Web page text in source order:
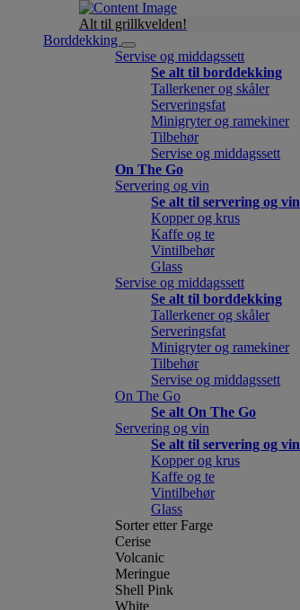
Alt til grillkvelden!
Borddekking
Servise og middagssett
Se alt til borddekking
Tallerkener og skåler
Serveringsfat
Minigryter og ramekiner
Tilbehør
Servise og middagssett
On The Go
Servering og vin
Se alt til servering og vin
Kopper og krus
Kaffe og te
Vintilbehør
Glass
Servise og middagssett
Se alt til borddekking
Tallerkener og skåler
Serveringsfat
Minigryter og ramekiner
Tilbehør
Servise og middagssett
On The Go
Se alt On The Go
Servering og vin
Se alt til servering og vin
Kopper og krus
Kaffe og te
Vintilbehør
Glass
Sorter etter Farge
Cerise
Volcanic
Meringue
Shell Pink
White